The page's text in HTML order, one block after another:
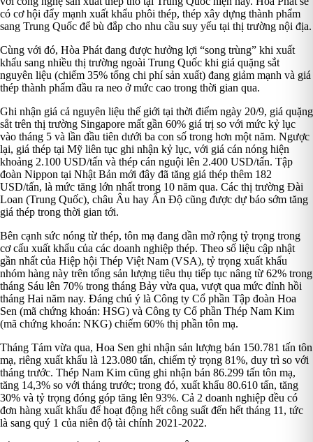
có cơ hội đẩy mạnh xuất khẩu phôi thép, thép xây dựng thành phẩm
sang Trung Quốc để bù đắp cho nhu cầu suy yếu tại thị trường nội địa.
Cùng với đó, Hòa Phát đang được hưởng lợi “song trùng” khi xuất
khẩu sang nhiều thị trường ngoài Trung Quốc khi giá quặng sắt
nguyên liệu (chiếm 35% tổng chi phí sản xuất) đang giảm mạnh và giá
thép thành phẩm đầu ra neo ở mức cao trong thời gian qua.
Ghi nhận giá cả nguyên liệu thế giới tại thời điểm ngày 20/9, giá quặng
sắt trên thị trường Singapore mất gần 60% giá trị so với mức kỷ lục
vào tháng 5 và lần đầu tiên dưới ba con số trong hơn một năm. Ngược
lại, giá thép tại Mỹ liên tục ghi nhận kỷ lục, với giá cán nóng hiện
khoảng 2.100 USD/tấn và thép cán nguội lên 2.400 USD/tấn. Tập
đoàn Nippon tại Nhật Bản mới đây đã tăng giá thép thêm 182
USD/tấn, là mức tăng lớn nhất trong 10 năm qua. Các thị trường Đài
Loan (Trung Quốc), châu Âu hay Ấn Độ cũng được dự báo sớm tăng
giá thép trong thời gian tới.
Bên cạnh sức nóng từ thép, tôn mạ đang dần mở rộng tỷ trọng trong
cơ cấu xuất khẩu của các doanh nghiệp thép. Theo số liệu cập nhật
gần nhất của Hiệp hội Thép Việt Nam (VSA), tỷ trọng xuất khẩu
nhóm hàng này trên tổng sản lượng tiêu thụ tiếp tục nâng từ 62% trong
tháng Sáu lên 70% trong tháng Bảy vừa qua, vượt qua mức đỉnh hồi
tháng Hai năm nay. Đáng chú ý là Công ty Cổ phần Tập đoàn Hoa
Sen (mã chứng khoán: HSG) và Công ty Cổ phần Thép Nam Kim
(mã chứng khoán: NKG) chiếm 60% thị phần tôn mạ.
Tháng Tám vừa qua, Hoa Sen ghi nhận sản lượng bán 150.781 tấn tôn
mạ, riêng xuất khẩu là 123.080 tấn, chiếm tỷ trọng 81%, duy trì so với
tháng trước. Thép Nam Kim cũng ghi nhận bán 86.299 tấn tôn mạ,
tăng 14,3% so với tháng trước; trong đó, xuất khẩu 80.610 tấn, tăng
30% và tỷ trọng đóng góp tăng lên 93%. Cả 2 doanh nghiệp đều có
đơn hàng xuất khẩu để hoạt động hết công suất đến hết tháng 11, tức
là sang quý 1 của niên độ tài chính 2021-2022.